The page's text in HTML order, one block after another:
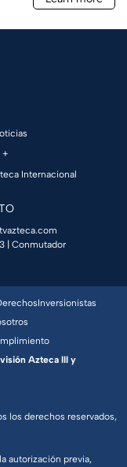
+
Internacional
| Conmutador
los derechos reservados,
autorización previa,
Inversionistas
Azteca III y